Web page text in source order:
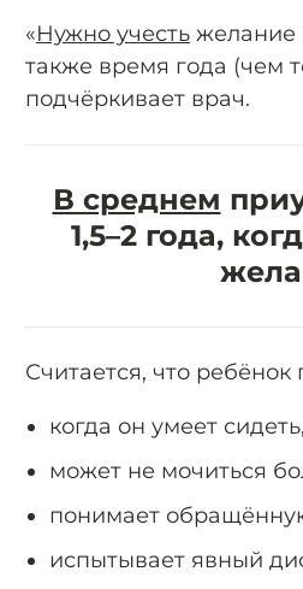
«Нужно учесть желание
также время года (чем
подчёркивает врач.
В среднем
1,5–2 года,
Считается, что ребёнок
когда он умеет
может не мочиться
понимает
испытывает явный